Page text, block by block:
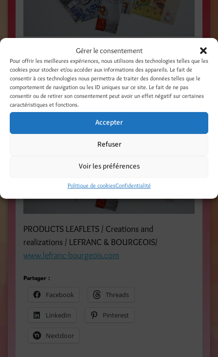
Gérer le consentement
Pour offrir les meilleures expériences, nous utilisons des technologies telles que les
cookies pour stocker et/ou accéder aux informations des appareils. Le fait de
consentir à ces technologies nous permettra de traiter des données telles que le
comportement de navigation ou les ID uniques sur ce site. Le fait de ne pas
consentir ou de retirer son consentement peut avoir un effet négatif sur certaines
caractéristiques et fonctions.
Accepter
Refuser
Voir les préférences
Politique de cookiesConfidentialité
FICHES PRODUITS / Créations et réalisations /
LEFRANC & BOURGEOIS /www.lefranc-
bourgeois.com/
PRODUCTS LEAFLETS / Creations and
realizations / LEFRANC & BOURGEOIS/
www.lefranc-bourgeois.com
Partager :
Facebook
Threads
LinkedIn Pinterest
Nextdoor